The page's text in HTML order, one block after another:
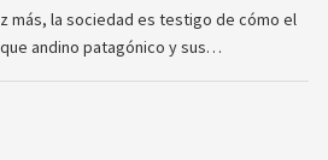
más, la sociedad es testigo de cómo el
andino patagónico y sus…